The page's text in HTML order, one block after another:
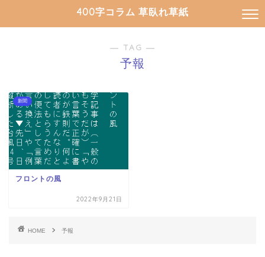
400字コラム 草臥れ草紙
― TAG ―
予報
新聞
フロントの風
2022年9月21日
HOME 予報